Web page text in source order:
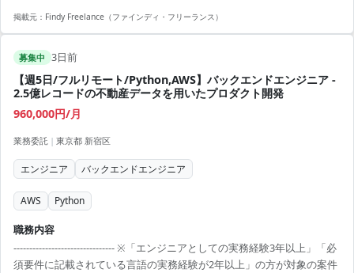
掲載元： Findy Freelance（ファインディ・フリーランス）
募集中 3日前
【週5日/フルリモート/Python,AWS】バックエンドエンジニア -
2.5億レコードの不動産データを用いたプロダクト開発
960,000円/月
業務委託 | 東京都 新宿区
エンジニア バックエンドエンジニア
AWS Python
職務内容
-------------------------------- ※「エンジニアとしての実務経験3年以上」「必
須要件に記載されている言語の実務経験が2年以上」の方が対象の案件